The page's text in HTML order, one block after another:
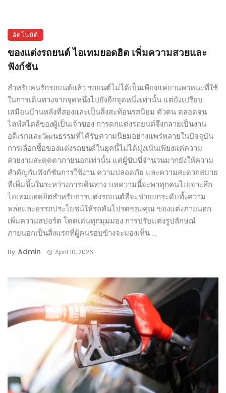
อัตโนมัติ
ของแต่งรถยนต์ ไอเทมยอดฮิต เพิ่มความสวยและ
ฟังก์ชัน
สำหรับคนรักรถยนต์แล้ว รถยนต์ไม่ได้เป็นเพียงแค่ยานพาหนะที่ใช้
ในการเดินทางจากจุดหนึ่งไปยังอีกจุดหนึ่งเท่านั้น แต่ยังเปรียบ
เสมือนบ้านหลังที่สองและเป็นสิ่งสะท้อนรสนิยม ตัวตน ตลอดจน
ไลฟ์สไตล์ของผู้เป็นเจ้าของ การตกแต่งรถยนต์จึงกลายเป็นงาน
อดิเรกและวัฒนธรรมที่ได้รับความนิยมอย่างแพร่หลายในปัจจุบัน
การเลือกซื้อของแต่งรถยนต์ในยุคนี้ไม่ได้มุ่งเน้นเพียงแค่ความ
สวยงามสะดุดตาภายนอกเท่านั้น แต่ผู้ขับขี่จำนวนมากยังให้ความ
สำคัญกับฟังก์ชันการใช้งาน ความปลอดภัย และความสะดวกสบาย
ที่เพิ่มขึ้นในระหว่างการเดินทาง บทความนี้จะพาทุกคนไปเจาะลึก
ไอเทมยอดฮิตสำหรับการแต่งรถยนต์ที่จะช่วยยกระดับทั้งความ
หล่อและอรรถประโยชน์ให้รถคันโปรดของคุณ ของแต่งภายนอก
เพิ่มความสปอร์ต โดดเด่นทุกมุมมอง การปรับแต่งรูปลักษณ์
ภายนอกเป็นสิ่งแรกที่ผู้คนรอบข้างจะมองเห็น ...
By Admin April 10, 2026